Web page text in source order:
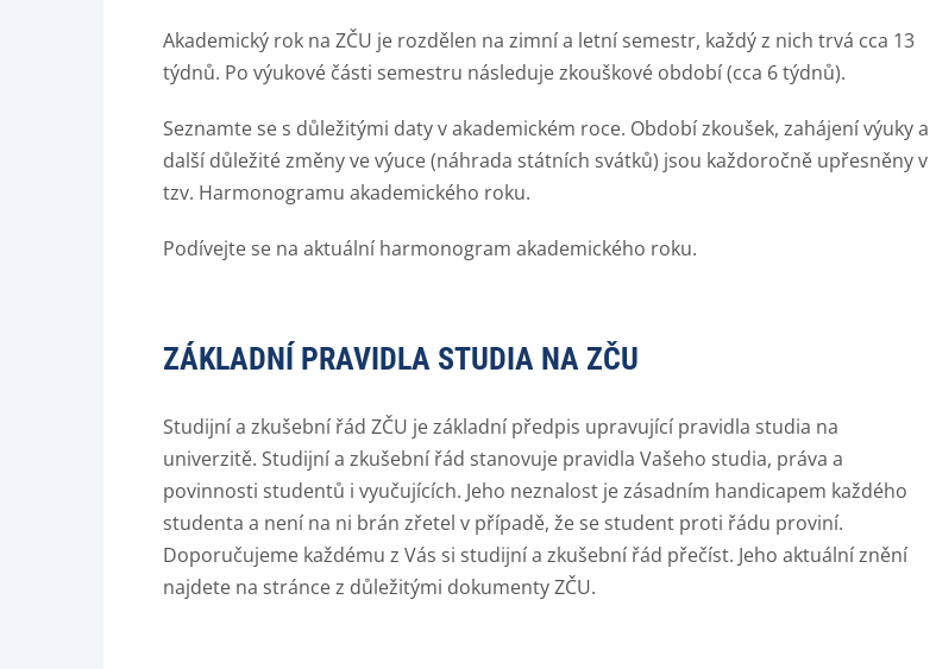
Akademický rok na ZČU je rozdělen na zimní a letní semestr, každý z nich trvá cca 13
týdnů. Po výukové části semestru následuje zkouškové období (cca 6 týdnů).
Seznamte se s důležitými daty v akademickém roce. Období zkoušek, zahájení výuky a
další důležité změny ve výuce (náhrada státních svátků) jsou každoročně upřesněny v
tzv. Harmonogramu akademického roku.
Podívejte se na aktuální harmonogram akademického roku.
ZÁKLADNÍ PRAVIDLA STUDIA NA ZČU
Studijní a zkušební řád ZČU je základní předpis upravující pravidla studia na
univerzitě. Studijní a zkušební řád stanovuje pravidla Vašeho studia, práva a
povinnosti studentů i vyučujících. Jeho neznalost je zásadním handicapem každého
studenta a není na ni brán zřetel v případě, že se student proti řádu proviní.
Doporučujeme každému z Vás si studijní a zkušební řád přečíst. Jeho aktuální znění
najdete na stránce z důležitými dokumenty ZČU.